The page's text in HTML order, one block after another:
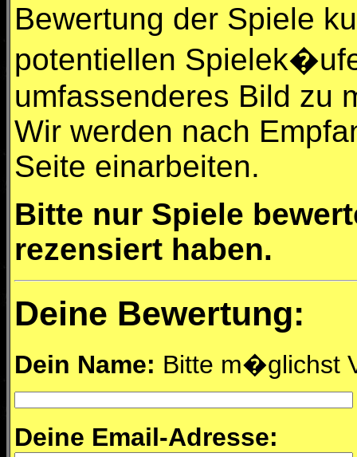
Bewertung der Spiele
potentiellen
umfassenderes Bild zu
Wir werden nach
Seite einarbeiten.
Bitte nur Spiele
rezensiert haben.
Deine Bewertung:
Dein Name: Bitte m�glichst
Deine Email-Adresse: